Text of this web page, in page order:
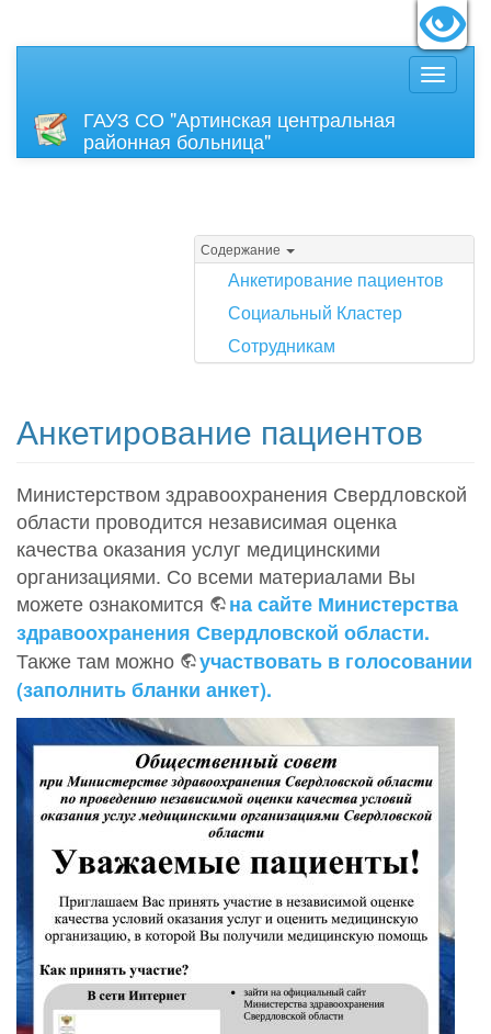
ГАУЗ СО "Артинская центральная
районная больница"
Содержание
Анкетирование пациентов
Социальный Кластер
Сотрудникам
Анкетирование пациентов
Министерством здравоохранения Свердловской
области проводится независимая оценка
качества оказания услуг медицинскими
организациями. Со всеми материалами Вы
можете ознакомится
на сайте Министерства
здравоохранения Свердловской области.
Также там можно
участвовать в голосовании
(заполнить бланки анкет).